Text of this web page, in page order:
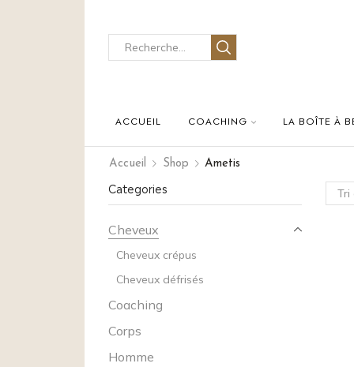
ACCUEIL COACHING LA BOÎTE À
Accueil Shop Ametis
Categories
Cheveux
Cheveux crépus
Cheveux défrisés
Coaching
Corps
Homme